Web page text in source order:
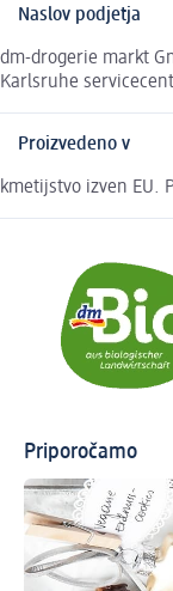
Naslov podjetja
dm-drogerie markt
Karlsruhe
Proizvedeno v
kmetijstvo izven EU.
Priporočamo